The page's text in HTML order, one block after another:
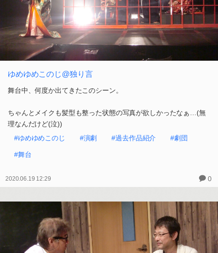
ゆめゆめこのじ@独り言
舞台中、何度か出てきたこのシーン。
ちゃんとメイクも髪型も整った状態の写真が欲しかったなぁ…(無
理なんだけど(泣))
#ゆめゆめこのじ
#演劇 #過去作品紹介 #劇団
#舞台
2020.06.19 12:29 0